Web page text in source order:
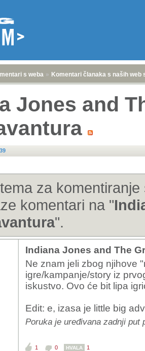
s weba » Komentari članaka s naših web
Jones and
za
komentari na "
".
Indiana Jones and The
Ne znam jeli zbog njihove
igre/kampanje/story iz
iskustvo. Ovo će bit lipa
Edit: e, izasa je little big
Poruka je uređivana zadnji put
1 0 HVALA 1